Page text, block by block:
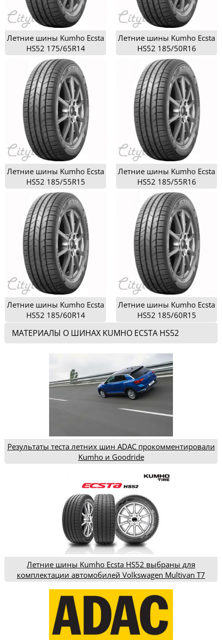
Летние шины Kumho Ecsta
HS52 175/65R14
Летние шины Kumho Ecsta
HS52 185/50R16
Летние шины Kumho Ecsta
HS52 185/55R15
Летние шины Kumho Ecsta
HS52 185/55R16
Летние шины Kumho Ecsta
HS52 185/60R14
Летние шины Kumho Ecsta
HS52 185/60R15
МАТЕРИАЛЫ О ШИНАХ KUMHO ECSTA HS52
Результаты теста летних шин ADAC прокомментировали
Kumho и Goodride
Летние шины Kumho Ecsta HS52 выбраны для
комплектации автомобилей Volkswagen Multivan T7